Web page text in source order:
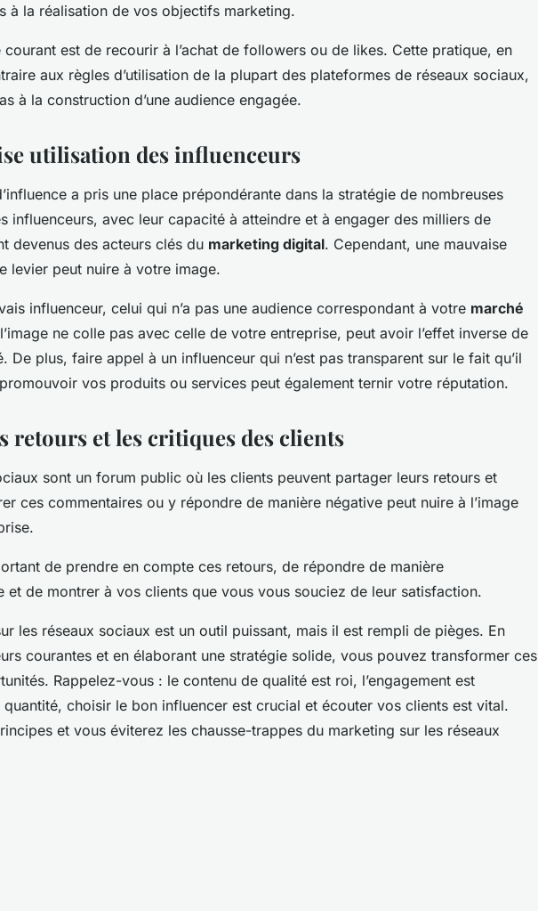
à la réalisation de vos objectifs marketing.
courant est de recourir à l’achat de followers ou de likes. Cette pratique, en
aux règles d’utilisation de la plupart des plateformes de réseaux sociaux,
à la construction d’une audience engagée.
utilisation des influenceurs
a pris une place prépondérante dans la stratégie de nombreuses
influenceurs, avec leur capacité à atteindre et à engager des milliers de
devenus des acteurs clés du marketing digital. Cependant, une mauvaise
levier peut nuire à votre image.
influenceur, celui qui n’a pas une audience correspondant à votre marché
ne colle pas avec celle de votre entreprise, peut avoir l’effet inverse de
De plus, faire appel à un influenceur qui n’est pas transparent sur le fait qu’il
vos produits ou services peut également ternir votre réputation.
retours et les critiques des clients
sont un forum public où les clients peuvent partager leurs retours et
ces commentaires ou y répondre de manière négative peut nuire à l’image
de prendre en compte ces retours, de répondre de manière
et de montrer à vos clients que vous vous souciez de leur satisfaction.
les réseaux sociaux est un outil puissant, mais il est rempli de pièges. En
courantes et en élaborant une stratégie solide, vous pouvez transformer ces
Rappelez-vous : le contenu de qualité est roi, l’engagement est
choisir le bon influencer est crucial et écouter vos clients est vital.
et vous éviterez les chausse-trappes du marketing sur les réseaux